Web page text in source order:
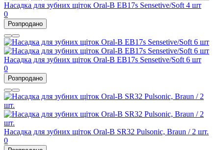
Насадка для зубних щіток Oral-B EB17s Sensetive/Soft 4 шт
0
Розпродано
Насадка для зубних щіток Oral-B EB17s Sensetive/Soft 6 шт
0
Розпродано
Насадка для зубних щіток Oral-B SR32 Pulsonic, Braun / 2 шт.
0